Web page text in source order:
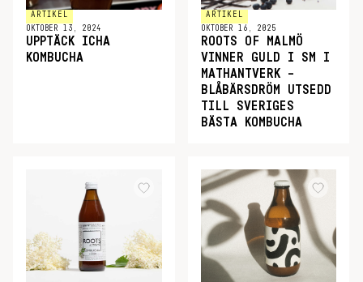
ARTIKEL
OKTOBER 13, 2024
UPPTÄCK ICHA
KOMBUCHA
ARTIKEL
OKTOBER 16, 2025
ROOTS OF MALMÖ
VINNER GULD I SM I
MATHANTVERK –
BLÅBÄRSDRÖM UTSEDD
TILL SVERIGES
BÄSTA KOMBUCHA